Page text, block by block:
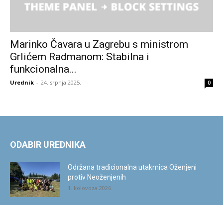
Marinko Čavara u Zagrebu s ministrom
Grlićem Radmanom: Stabilna i
funkcionalna...
Urednik - 24. srpnja 2025. 0
ODABIR UREDNIKA
Održana tradicionalna utakmica Oženjeni
protiv Neoženjenih
1. kolovoza 2026.